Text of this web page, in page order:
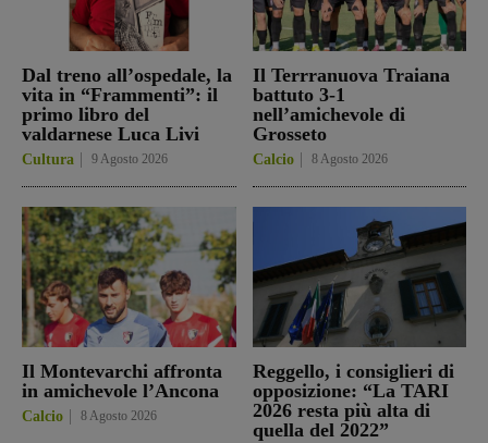
Dal treno all’ospedale, la
vita in “Frammenti”: il
primo libro del
valdarnese Luca Livi
Cultura 9 Agosto 2026
Il Terrranuova Traiana
battuto 3-1
nell’amichevole di
Grosseto
Calcio 8 Agosto 2026
Il Montevarchi affronta
in amichevole l’Ancona
Calcio 8 Agosto 2026
Reggello, i consiglieri di
opposizione: “La TARI
2026 resta più alta di
quella del 2022”